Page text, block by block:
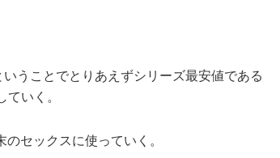
うことでとりあえずシリーズ最安値である
ていく。
セックスに使っていく。